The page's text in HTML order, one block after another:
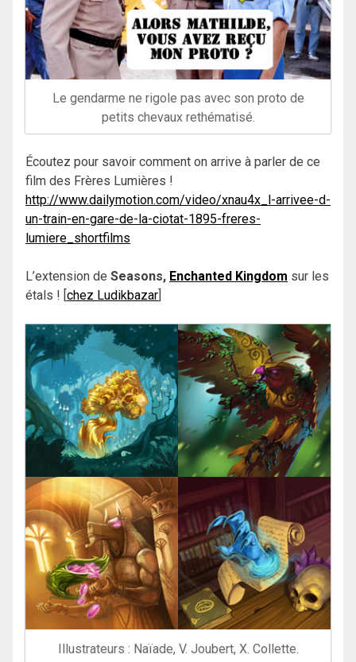
Le gendarme ne rigole pas avec son proto de
petits chevaux rethématisé.
Écoutez pour savoir comment on arrive à parler de ce
film des Frères Lumières !
http://www.dailymotion.com/video/xnau4x_l-arrivee-d-
un-train-en-gare-de-la-ciotat-1895-freres-
lumiere_shortfilms
L’extension de Seasons, Enchanted Kingdom sur les
étals ! [ chez Ludikbazar
Illustrateurs : Naïade, V. Joubert, X. Collette.